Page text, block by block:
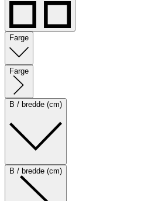
Farge
Farge
B / bredde (cm)
B / bredde (cm)